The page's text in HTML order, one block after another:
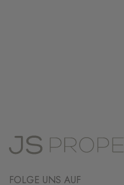
FOLGE UNS AUF